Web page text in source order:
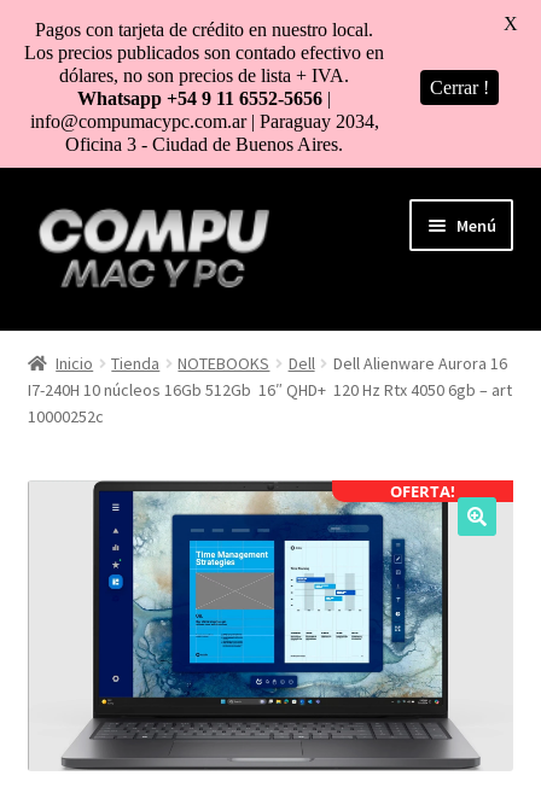
al
contenido
Menú
HOME
TIENDA
NOSOTROS
CONTACTO
Inicio Tienda NOTEBOOKS Dell
Dell Alienware Aurora 16
I7-240H 10 núcleos 16Gb 512Gb 16″ QHD+ 120 Hz Rtx 4050 6gb – art
10000252c
OFERTA!
Pagos con tarjeta de crédito en nuestro local.
Los precios publicados son contado efectivo en
dólares, no son precios de lista + IVA.
Whatsapp +54 9 11 6552-5656 |
info@compumacypc.com.ar | Paraguay 2034,
Oficina 3 - Ciudad de Buenos Aires.
Cerrar !
X